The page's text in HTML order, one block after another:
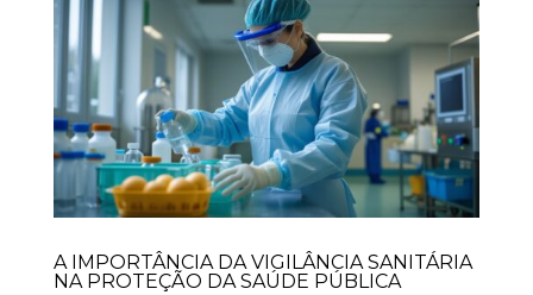
A IMPORTÂNCIA DA VIGILÂNCIA SANITÁRIA
NA PROTEÇÃO DA SAÚDE PÚBLICA